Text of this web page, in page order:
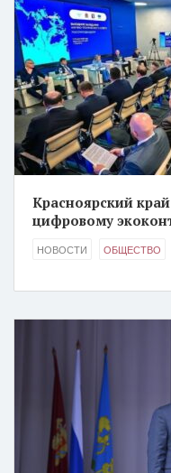
Красноярский
цифровому
НОВОСТИ ОБЩЕСТВО